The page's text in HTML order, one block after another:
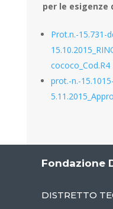
per le esigenze
Prot.n.-15.731-
cococo_Cod.R4
prot.-n.-
Fondazione
DISTRETTO